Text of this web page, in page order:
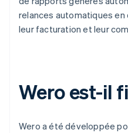
relances automatiques en
leur facturation et leur
Wero est-il
Wero a été développée